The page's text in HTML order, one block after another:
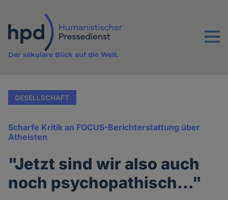
Inhalt
Menu
Der säkulare Blick auf die Welt.
GESELLSCHAFT
Scharfe Kritik an FOCUS-Berichterstattung über
Atheisten
"Jetzt sind wir also auch
noch psychopathisch…"